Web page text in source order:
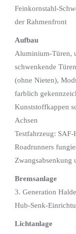
Feinkornstahl-
der Rahmenfront
Aufbau
Aluminium-Türen,
schwenkende
(ohne Nieten),
farblich
Kunststoffkappen
Achsen
Testfahrzeug: SAF-
Roadrunners
Zwangsabsenkung
Bremsanlage
3. Generation
Hub-Senk-
Lichtanlage